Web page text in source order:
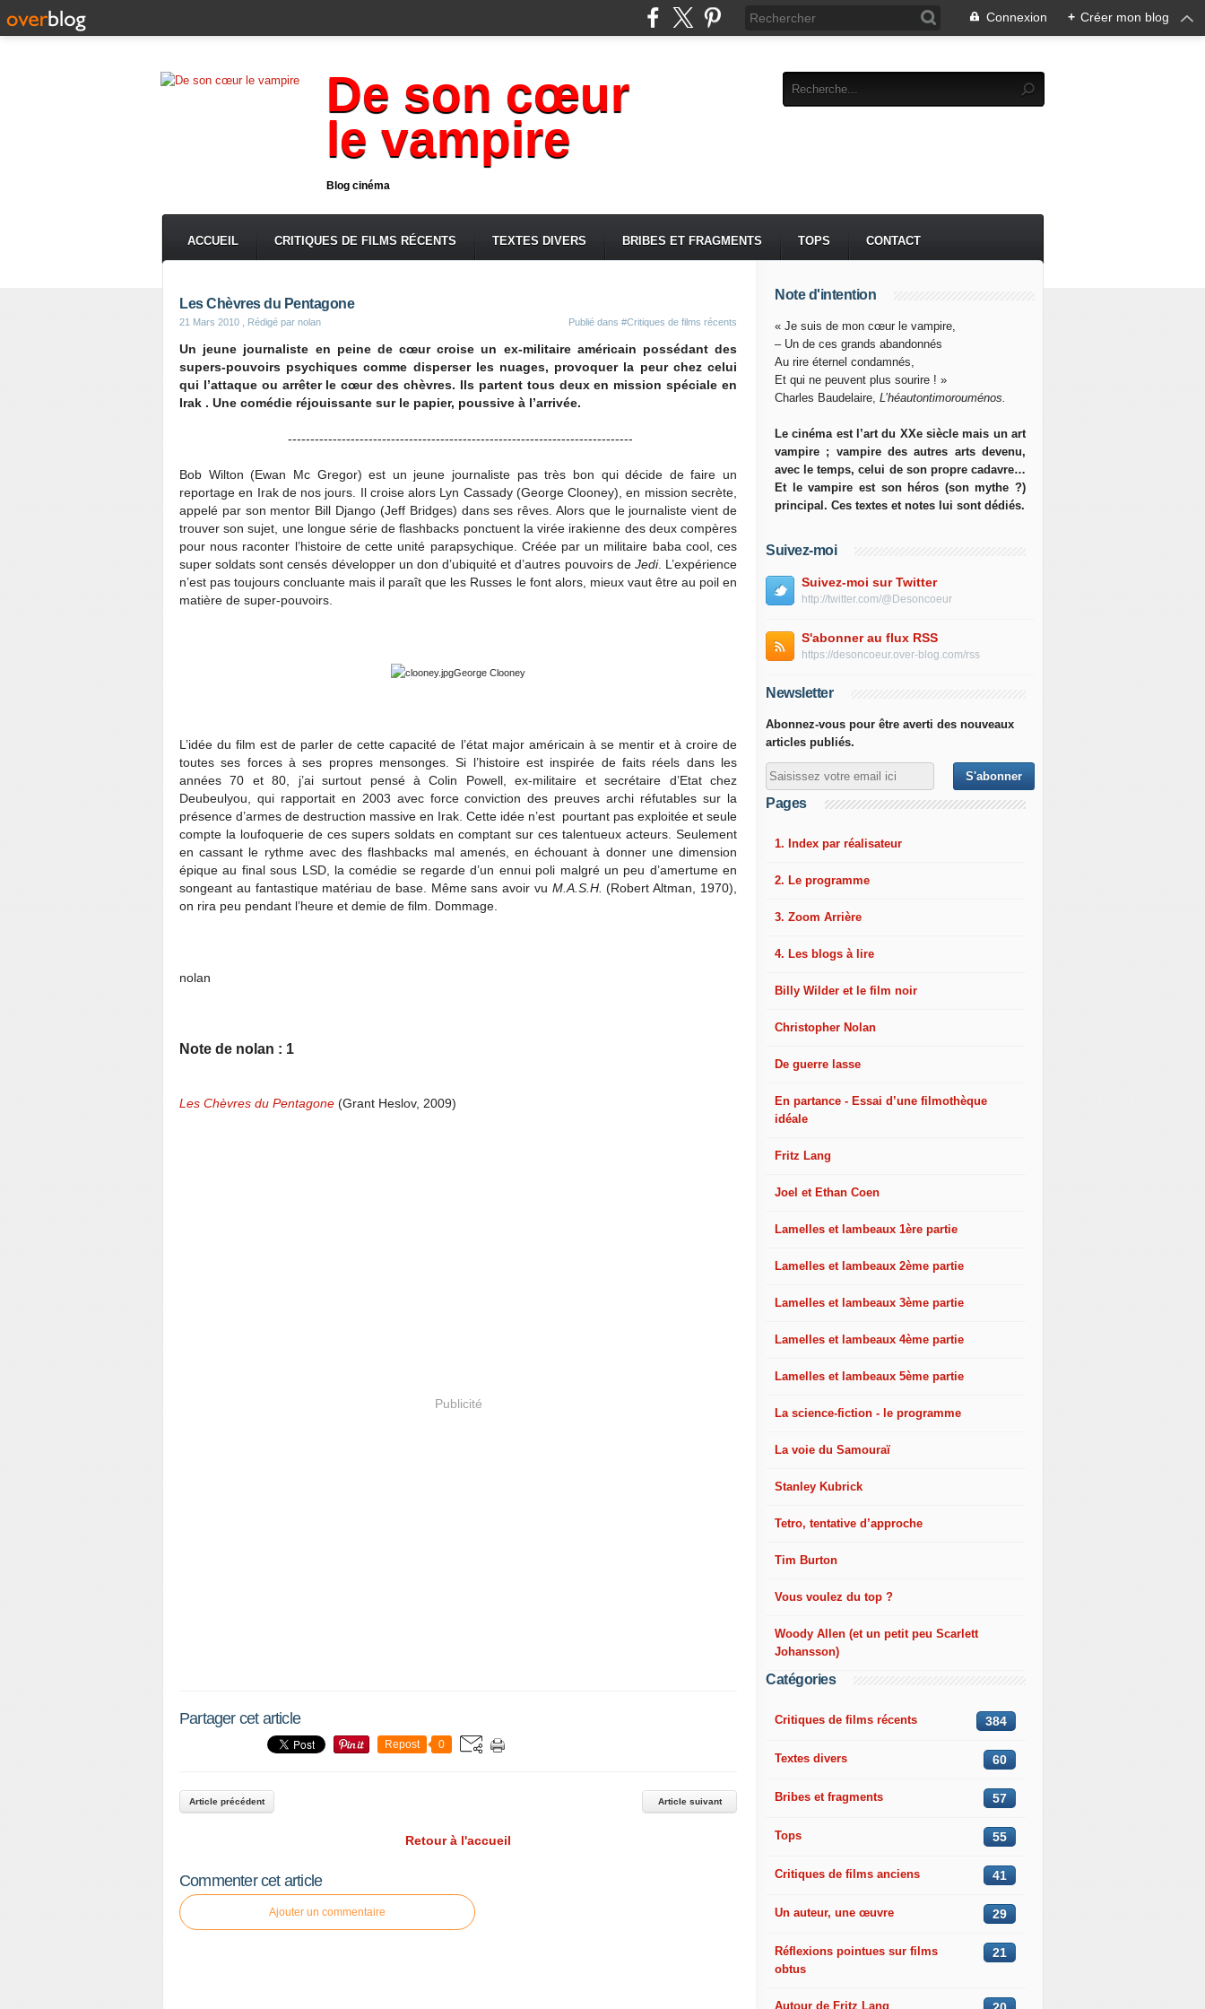
Connexion + Créer mon blog
De son cœur
le vampire
Blog cinéma
ACCUEIL CRITIQUES DE FILMS RÉCENTS TEXTES DIVERS BRIBES ET FRAGMENTS TOPS CONTACT
Les Chèvres du Pentagone
21 Mars 2010 , Rédigé par nolan Publié dans #Critiques de films récents
Un jeune journaliste en peine de cœur croise un ex-militaire américain possédant des
supers-pouvoirs psychiques comme disperser les nuages, provoquer la peur chez celui
qui l’attaque ou arrêter le cœur des chèvres. Ils partent tous deux en mission spéciale en
Irak . Une comédie réjouissante sur le papier, poussive à l’arrivée.
-----------------------------------------------------------------------------
Bob Wilton (Ewan Mc Gregor) est un jeune journaliste pas très bon qui décide de faire un
reportage en Irak de nos jours. Il croise alors Lyn Cassady (George Clooney), en mission secrète,
appelé par son mentor Bill Django (Jeff Bridges) dans ses rêves. Alors que le journaliste vient de
trouver son sujet, une longue série de flashbacks ponctuent la virée irakienne des deux compères
pour nous raconter l’histoire de cette unité parapsychique. Créée par un militaire baba cool, ces
super soldats sont censés développer un don d’ubiquité et d’autres pouvoirs de Jedi. L’expérience
n’est pas toujours concluante mais il paraît que les Russes le font alors, mieux vaut être au poil en
matière de super-pouvoirs.
George Clooney
L’idée du film est de parler de cette capacité de l’état major américain à se mentir et à croire de
toutes ses forces à ses propres mensonges. Si l’histoire est inspirée de faits réels dans les
années 70 et 80, j’ai surtout pensé à Colin Powell, ex-militaire et secrétaire d’Etat chez
Deubeulyou, qui rapportait en 2003 avec force conviction des preuves archi réfutables sur la
présence d’armes de destruction massive en Irak. Cette idée n’est pourtant pas exploitée et seule
compte la loufoquerie de ces supers soldats en comptant sur ces talentueux acteurs. Seulement
en cassant le rythme avec des flashbacks mal amenés, en échouant à donner une dimension
épique au final sous LSD, la comédie se regarde d’un ennui poli malgré un peu d’amertume en
songeant au fantastique matériau de base. Même sans avoir vu M.A.S.H. (Robert Altman, 1970),
on rira peu pendant l’heure et demie de film. Dommage.
nolan
Note de nolan : 1
Les Chèvres du Pentagone (Grant Heslov, 2009)
Publicité
Partager cet article
t
a
c
e
t
Repost 0
Article précédent Article suivant
Retour à l'accueil
Commenter cet article
Ajouter un commentaire
Note d'intention
« Je suis de mon cœur le vampire,
– Un de ces grands abandonnés
Au rire éternel condamnés,
Et qui ne peuvent plus sourire ! »
Charles Baudelaire, L’héautontimorouménos.
Le cinéma est l’art du XXe siècle mais un art
vampire ; vampire des autres arts devenu,
avec le temps, celui de son propre cadavre…
Et le vampire est son héros (son mythe ?)
principal. Ces textes et notes lui sont dédiés.
Suivez-moi
Suivez-moi sur Twitter
http://twitter.com/@Desoncoeur
S'abonner au flux RSS
https://desoncoeur.over-blog.com/rss
Newsletter
Abonnez-vous pour être averti des nouveaux
articles publiés.
Pages
1. Index par réalisateur
2. Le programme
3. Zoom Arrière
4. Les blogs à lire
Billy Wilder et le film noir
Christopher Nolan
De guerre lasse
En partance - Essai d’une filmothèque
idéale
Fritz Lang
Joel et Ethan Coen
Lamelles et lambeaux 1ère partie
Lamelles et lambeaux 2ème partie
Lamelles et lambeaux 3ème partie
Lamelles et lambeaux 4ème partie
Lamelles et lambeaux 5ème partie
La science-fiction - le programme
La voie du Samouraï
Stanley Kubrick
Tetro, tentative d’approche
Tim Burton
Vous voulez du top ?
Woody Allen (et un petit peu Scarlett
Johansson)
Catégories
384
Critiques de films récents
60
Textes divers
57
Bribes et fragments
55
Tops
41
Critiques de films anciens
29
Un auteur, une œuvre
21
Réflexions pointues sur films
obtus
Autour de Fritz Lang